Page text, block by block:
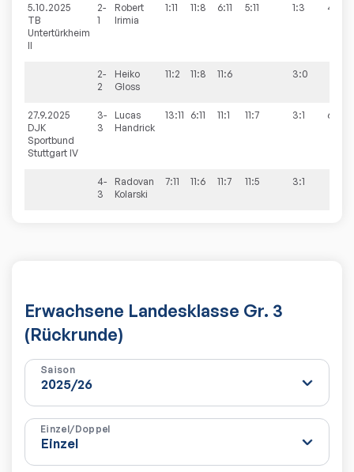
5.10.2025
TB
Untertürkheim
II
2-
1
Robert
Irimia
1:11 11:8 6:11 5:11 1:3 4:9
2-
2
Heiko
Gloss
11:2 11:8 11:6 3:0
27.9.2025
DJK
Sportbund
Stuttgart IV
3-
3
Lucas
Handrick
13:11 6:11 11:1 11:7 3:1 6:9
4-
3
Radovan
Kolarski
7:11 11:6 11:7 11:5 3:1
Erwachsene Landesklasse Gr. 3
(Rückrunde)
Saison
Einzel/Doppel